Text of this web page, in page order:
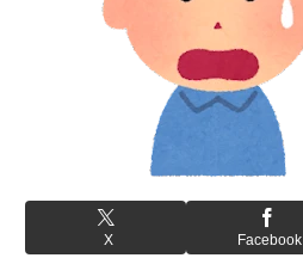
X Facebook